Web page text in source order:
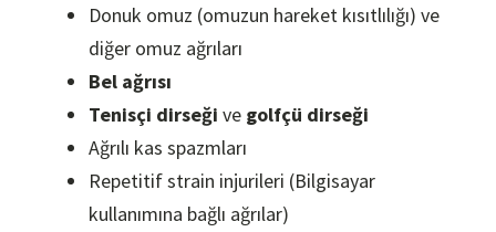
Donuk omuz (omuzun hareket kısıtlılığı) ve
diğer omuz ağrıları
Bel ağrısı
Tenisçi dirseği ve golfçü dirseği
Ağrılı kas spazmları
Repetitif strain injurileri (Bilgisayar
kullanımına bağlı ağrılar)